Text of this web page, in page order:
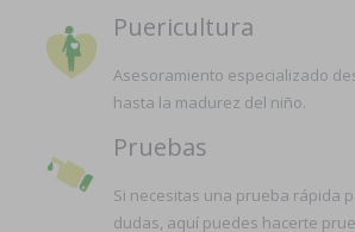
Puericultura
Asesoramiento especializado
hasta la madurez del niño.
Pruebas
Si necesitas una prueba rápida
dudas, aquí puedes hacerte